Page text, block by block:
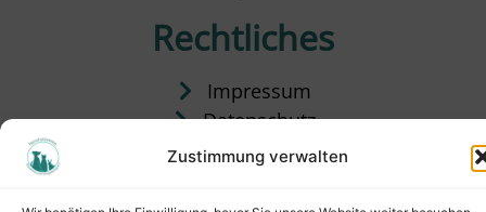
Zustimmung verwalten
Rechtliches
Impressum
Datenschutz
Satzung